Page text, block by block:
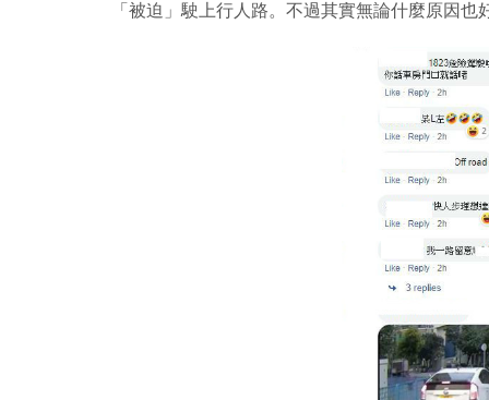
「被迫」駛上行人路。不過其實無論什麼原因